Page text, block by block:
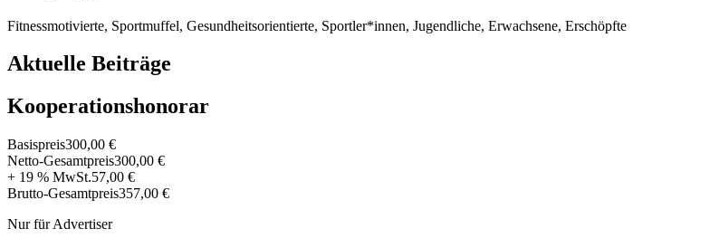
Fitnessmotivierte, Sportmuffel, Gesundheitsorientierte, Sportler*innen, Jugendliche, Erwachsene, Erschöpfte
Aktuelle Beiträge
Kooperationshonorar
Basispreis300,00 €
Netto-Gesamtpreis300,00 €
+ 19 % MwSt.57,00 €
Brutto-Gesamtpreis357,00 €
Nur für Advertiser